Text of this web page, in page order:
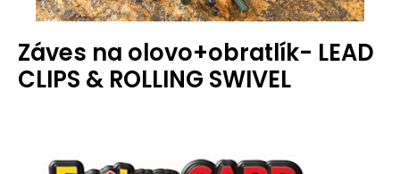
Záves na olovo+obratlík- LEAD
CLIPS & ROLLING SWIVEL